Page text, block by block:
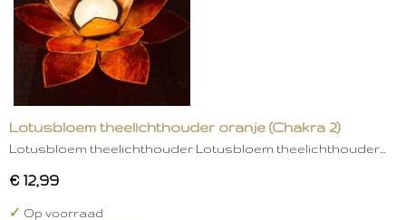
Lotusbloem theelichthouder oranje (Chakra 2)
Lotusbloem theelichthouder Lotusbloem theelichthouder…
€ 12,99
✓ Op voorraad